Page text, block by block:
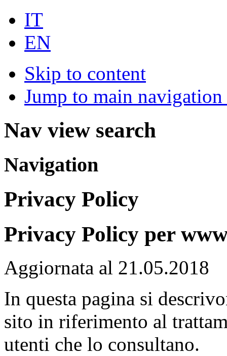
IT
EN
Skip to content
Jump to main
Nav view search
Navigation
Privacy Policy
Privacy Policy per
Aggiornata al 21.05.2018
In questa pagina si
sito in riferimento al
utenti che lo consultano.